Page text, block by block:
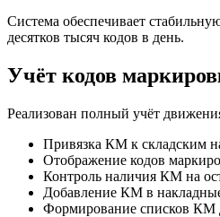
Система обеспечивает
десятков тысяч кодов в день.
Учёт кодов
Реализован полный учёт
Привязка КМ к складским
Отображение кодов
Контроль наличия КМ на
Добавление КМ в
Формирование списков КМ